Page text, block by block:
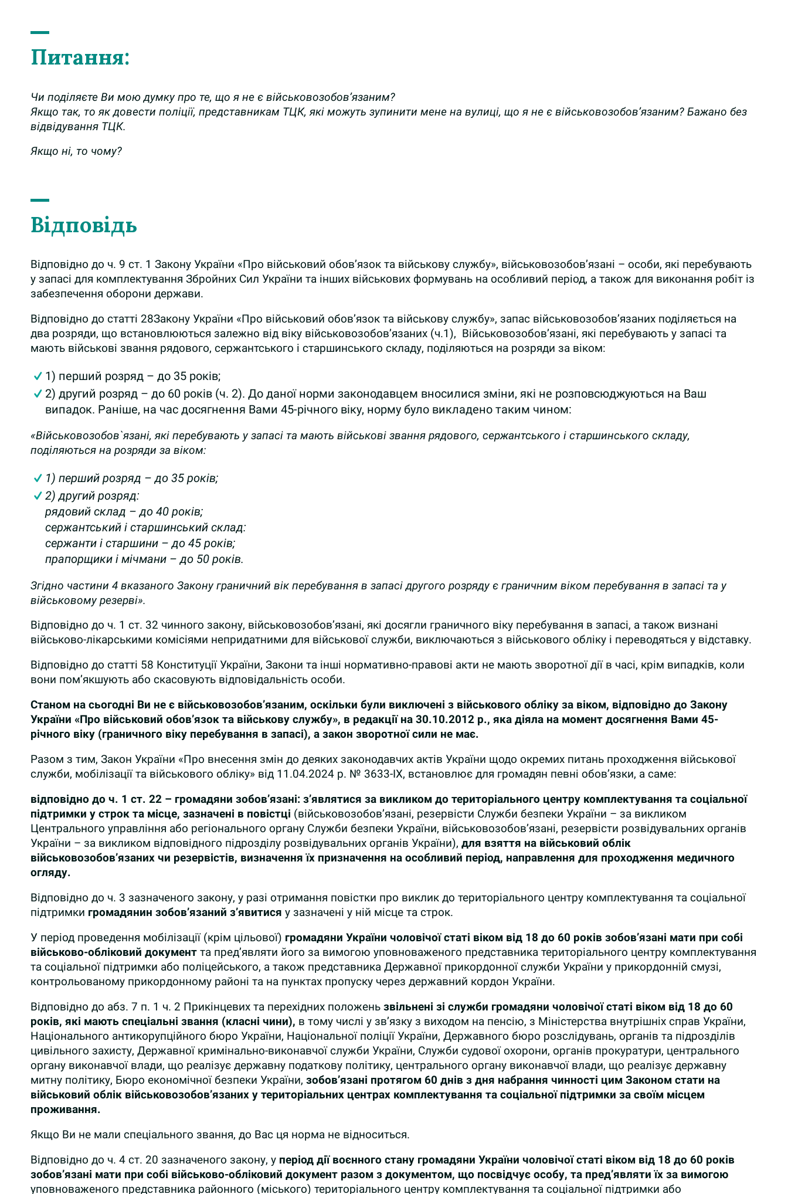
Питання:
Чи поділяєте Ви мою думку про те, що я не є військовозобов’язаним?
Якщо так, то як довести поліції, представникам ТЦК, які можуть зупинити мене на вулиці, що я не є військовозобов’язаним? Бажано без
відвідування ТЦК.
Якщо ні, то чому?
Відповідь
Відповідно до ч. 9 ст. 1 Закону України «Про військовий обов’язок та військову службу», військовозобов’язані – особи, які перебувають
у запасі для комплектування Збройних Сил України та інших військових формувань на особливий період, а також для виконання робіт із
забезпечення оборони держави.
Відповідно до статті 28Закону України «Про військовий обов’язок та військову службу», запас військовозобов’язаних поділяється на
два розряди, що встановлюються залежно від віку військовозобов’язаних (ч.1), Військовозобов’язані, які перебувають у запасі та
мають військові звання рядового, сержантського і старшинського складу, поділяються на розряди за віком:
1) перший розряд – до 35 років;
2) другий розряд – до 60 років (ч. 2). До даної норми законодавцем вносилися зміни, які не розповсюджуються на Ваш
випадок. Раніше, на час досягнення Вами 45-річного віку, норму було викладено таким чином:
«Військовозобов`язані, які перебувають у запасі та мають військові звання рядового, сержантського і старшинського складу,
поділяються на розряди за віком:
1) перший розряд – до 35 років;
2) другий розряд:
рядовий склад – до 40 років;
сержантський і старшинський склад:
сержанти і старшини – до 45 років;
прапорщики і мічмани – до 50 років.
Згідно частини 4 вказаного Закону граничний вік перебування в запасі другого розряду є граничним віком перебування в запасі та у
військовому резерві».
Відповідно до ч. 1 ст. 32 чинного закону, військовозобов’язані, які досягли граничного віку перебування в запасі, а також визнані
військово-лікарськими комісіями непридатними для військової служби, виключаються з військового обліку і переводяться у відставку.
Відповідно до статті 58 Конституції України, Закони та інші нормативно-правові акти не мають зворотної дії в часі, крім випадків, коли
вони пом’якшують або скасовують відповідальність особи.
Станом на сьогодні Ви не є військовозобов’язаним, оскільки були виключені з військового обліку за віком, відповідно до Закону
України «Про військовий обов’язок та військову службу», в редакціїна 30.10.2012 р., яка діяла на момент досягнення Вами 45-
річного віку (граничного віку перебування в запасі), а закон зворотної сили не має.
Разом з тим, Закон України «Про внесення змін до деяких законодавчих актів України щодо окремих питань проходження військової
служби, мобілізації та військового обліку» від 11.04.2024 р. № 3633-IX, встановлює для громадян певні обов’язки, а саме:
відповідно до ч. 1 ст. 22– громадяни зобов’язані: з’являтися за викликом до територіального центру комплектування та соціальної
підтримки у строк та місце, зазначені в повістці (військовозобов’язані, резервісти Служби безпеки України – за викликом
Центрального управління або регіонального органу Служби безпеки України, військовозобов’язані, резервісти розвідувальних органів
України – за викликом відповідного підрозділу розвідувальних органів України), для взяття на військовий облік
військовозобов’язаних чи резервістів, визначення їх призначення на особливий період, направлення для проходження медичного
огляду.
Відповідно до ч. 3 зазначеного закону, у разі отримання повістки про виклик до територіального центру комплектування та соціальної
підтримки громадянин зобов’язаний з’явитися у зазначені у ній місце та строк.
У період проведення мобілізації (крім цільової) громадяни України чоловічої статі віком від 18 до 60 років зобов’язані мати при собі
військово-обліковий документта пред’являти його за вимогою уповноваженого представника територіального центру комплектування
та соціальної підтримки або поліцейського, а також представника Державної прикордонної служби України у прикордонній смузі,
контрольованому прикордонному районі та на пунктах пропуску через державний кордон України.
Відповідно до абз. 7 п. 1 ч. 2 Прикінцевих та перехідних положень звільнені зі служби громадяни чоловічої статі віком від 18 до 60
років, які мають спеціальні звання (класні чини), в тому числі у зв’язку з виходом на пенсію, з Міністерства внутрішніх справ України,
Національного антикорупційного бюро України, Національної поліції України, Державного бюро розслідувань, органів та підрозділів
цивільного захисту, Державної кримінально-виконавчої служби України, Служби судової охорони, органів прокуратури, центрального
органу виконавчої влади, що реалізує державну податкову політику, центрального органу виконавчої влади, що реалізує державну
митну політику, Бюро економічної безпеки України, зобов’язані протягом60 днів з дня набрання чинності цим Законом стати на
військовий облік військовозобов’язаних у територіальних центрах комплектування та соціальної підтримки за своїм місцем
проживання.
Якщо Ви не мали спеціального звання, до Вас ця норма не відноситься.
Відповідно до ч. 4 ст. 20 зазначеного закону, у період дії воєнного стану громадяни України чоловічої статі віком від 18 до60 років
зобов’язані мати при собі військово-обліковий документ разом з документом, що посвідчує особу, та пред’являти їх за вимогою
уповноваженого представника районного (міського) територіального центру комплектування та соціальної підтримки або